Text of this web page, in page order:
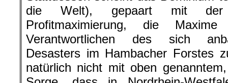
die Welt), gepaart mit der
Profitmaximierung, die
Verantwortlichen des sich
Desasters im Hambacher Forstes
natürlich nicht mit oben